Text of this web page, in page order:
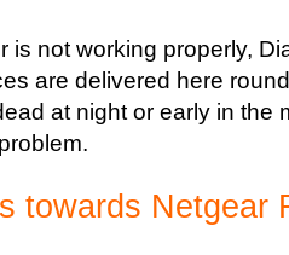
is not working properly,
are delivered here
at night or early in the
towards Netgear